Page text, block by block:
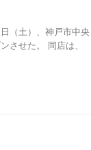
（土）、神戸市中央
させた。 同店は、